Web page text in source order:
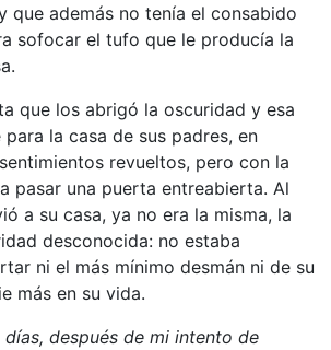
que además no tenía el consabido
sofocar el tufo que le producía la
que los abrigó la oscuridad y esa
la casa de sus padres, en
revueltos, pero con la
pasar una puerta entreabierta. Al
a su casa, ya no era la misma, la
desconocida: no estaba
ni el más mínimo desmán ni de su
más en su vida.
después de mi intento de